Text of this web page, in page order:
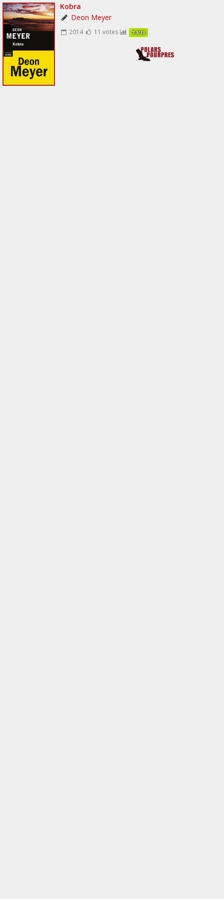
Kobra
Deon Meyer
2014 11 votes 7.3/10